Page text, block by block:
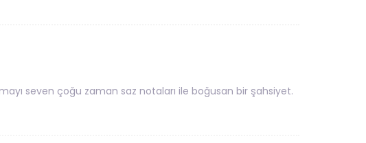
seven çoğu zaman saz notaları ile boğusan bir şahsiyet.